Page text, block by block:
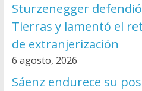
Sturzenegger
Tierras y lamentó el
de extranjerización
6 agosto, 2026
Sáenz endurece su